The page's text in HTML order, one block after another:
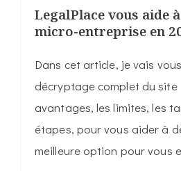
LegalPlace vous aide
micro-entreprise en
Dans cet article, je vais
décryptage complet du site
avantages, les limites, les
étapes, pour vous aider à
meilleure option pour vous